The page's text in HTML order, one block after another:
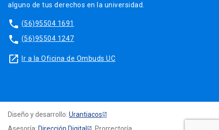
alguno de tus derechos en la universidad.
phone (56)95504 1691
phone (56)95504 1247
launch Ir a la Oficina de Ombuds UC
Diseño y desarrollo: Urantiacos
Asesoría: Dirección Digital , Prorrectoría